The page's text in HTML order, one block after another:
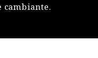
cambiante.